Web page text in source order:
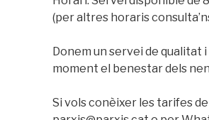
(per altres horaris
Donem un servei de
moment el benestar dels
Si vols conèixer les tarifes